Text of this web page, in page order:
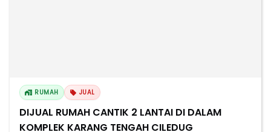
RUMAH JUAL
DIJUAL RUMAH CANTIK 2 LANTAI DI DALAM
KOMPLEK KARANG TENGAH CILEDUG